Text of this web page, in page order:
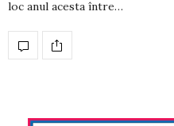
loc anul acesta între…